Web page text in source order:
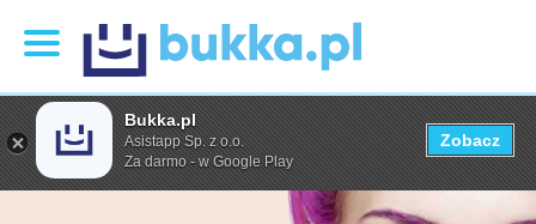
Bukka.pl
Asistapp Sp. z o.o.
Za darmo - w Google Play
Zobacz